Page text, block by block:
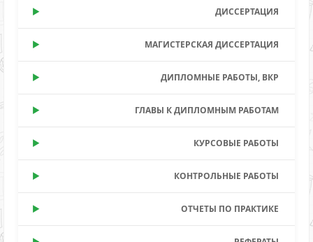
ДИССЕРТАЦИЯ
МАГИСТЕРСКАЯ ДИССЕРТАЦИЯ
ДИПЛОМНЫЕ РАБОТЫ, ВКР
ГЛАВЫ К ДИПЛОМНЫМ РАБОТАМ
КУРСОВЫЕ РАБОТЫ
КОНТРОЛЬНЫЕ РАБОТЫ
ОТЧЕТЫ ПО ПРАКТИКЕ